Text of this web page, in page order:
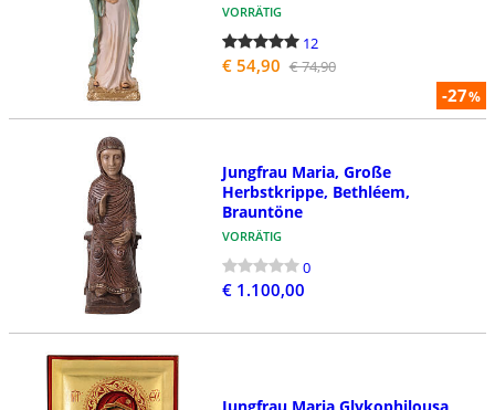
-27%
VORRÄTIG
12
€ 54,90 € 74,90
Jungfrau Maria, Große
Herbstkrippe, Bethléem,
Brauntöne
VORRÄTIG
0
€ 1.100,00